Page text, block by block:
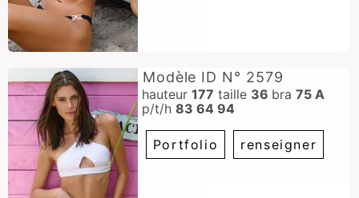
Modèle ID N° 2579
hauteur 177 taille 36 bra 75 A
p/t/h 83 64 94
Portfolio renseigner